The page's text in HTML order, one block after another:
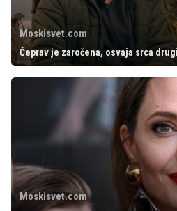
Moskisvet.com
Čeprav je zaročena, osvaja srca
Moskisvet.com